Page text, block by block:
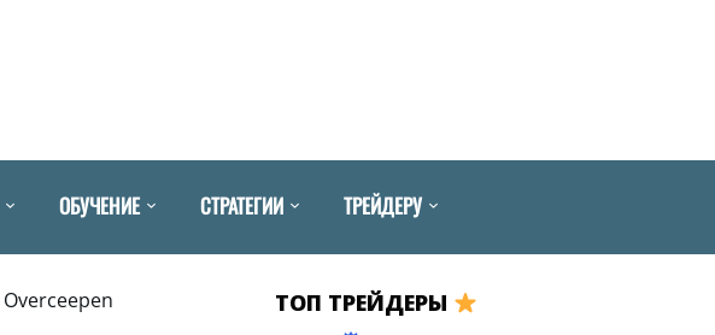
ОБУЧЕНИЕ СТРАТЕГИИ ТРЕЙДЕРУ
Overceepen ТОП ТРЕЙДЕРЫ